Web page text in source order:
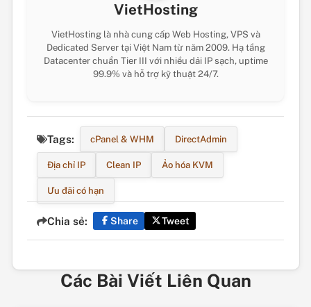
VietHosting
VietHosting là nhà cung cấp Web Hosting, VPS và
Dedicated Server tại Việt Nam từ năm 2009. Hạ tầng
Datacenter chuẩn Tier III với nhiều dải IP sạch, uptime
99.9% và hỗ trợ kỹ thuật 24/7.
Tags: cPanel & WHM DirectAdmin
Địa chỉ IP Clean IP Ảo hóa KVM
Ưu đãi có hạn
Chia sẻ: Share Tweet
Các Bài Viết Liên Quan